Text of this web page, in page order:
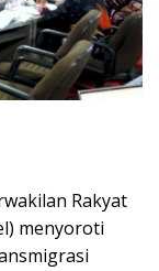
Rakyat
menyoroti